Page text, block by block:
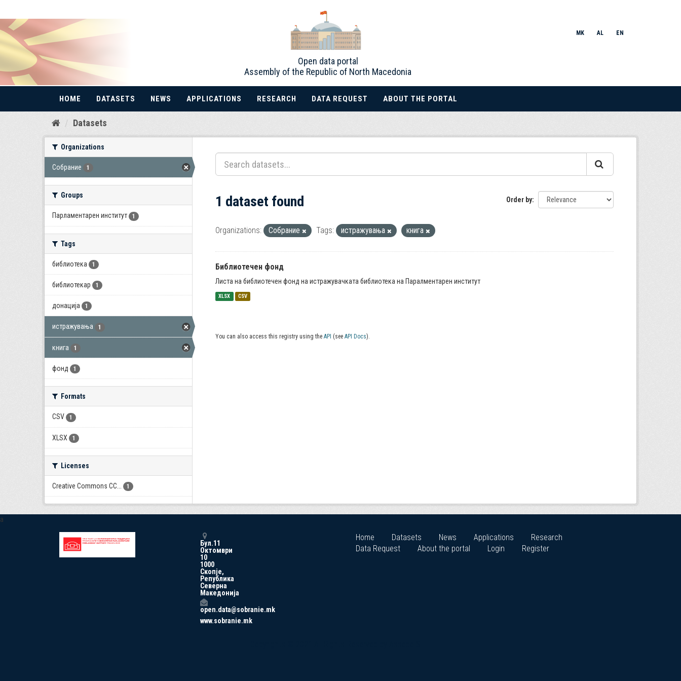
Skip
Open data portal
Assembly of the Republic of North Macedonia
MK AL EN
HOME DATASETS NEWS APPLICATIONS RESEARCH DATA REQUEST ABOUT THE PORTAL
Datasets
Organizations
Собрание 1
Groups
Парламентарен институт 1
Tags
библиотека 1
библиотекар 1
донација 1
истражувања 1
книга 1
фонд 1
Formats
CSV 1
XLSX 1
Licenses
Creative Commons CC... 1
Order by
1 dataset found
Organizations: Собрание Tags: истражувања книга
Библиотечен фонд
Листа на библиотечен фонд на истражувачката библиотека на Паралментарен институт
XLSX CSV
You can also access this registry using the API (see API Docs).
a
Бул.11
Октомври
10
1000
Скопје,
Република
Северна
Македонија
open.data@sobranie.mk
www.sobranie.mk
Home Datasets News Applications
Research
Data Request
About the portal Login Register